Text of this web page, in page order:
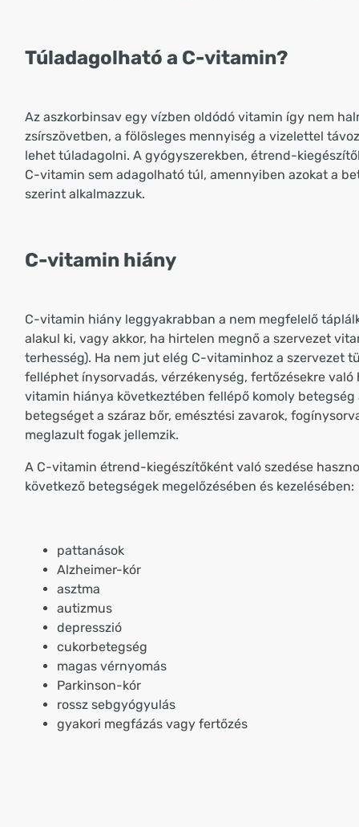
Túladagolható a C-vitamin?
Az aszkorbinsav egy vízben oldódó vitamin így nem
zsírszövetben, a fölösleges mennyiség a vizelettel
lehet túladagolni. A gyógyszerekben, étrend-
C-vitamin sem adagolható túl, amennyiben azokat a
szerint alkalmazzuk.
C-vitamin hiány
C-vitamin hiány leggyakrabban a nem megfelelő
alakul ki, vagy akkor, ha hirtelen megnő a szervezet
terhesség). Ha nem jut elég C-vitaminhoz a szervezet
felléphet ínysorvadás, vérzékenység, fertőzésekre
vitamin hiánya következtében fellépő komoly betegség
betegséget a száraz bőr, emésztési zavarok,
meglazult fogak jellemzik.
A C-vitamin étrend-kiegészítőként való szedése
következő betegségek megelőzésében és kezelésében:
pattanások
Alzheimer-kór
asztma
autizmus
depresszió
cukorbetegség
magas vérnyomás
Parkinson-kór
rossz sebgyógyulás
gyakori megfázás vagy fertőzés